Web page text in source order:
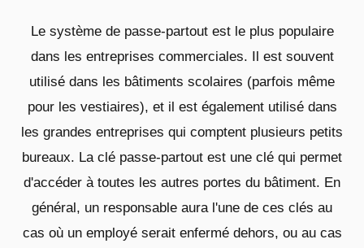
Le système de passe-partout est le plus populaire
dans les entreprises commerciales. Il est souvent
utilisé dans les bâtiments scolaires (parfois même
pour les vestiaires), et il est également utilisé dans
les grandes entreprises qui comptent plusieurs petits
bureaux. La clé passe-partout est une clé qui permet
d'accéder à toutes les autres portes du bâtiment. En
général, un responsable aura l'une de ces clés au
cas où un employé serait enfermé dehors, ou au cas